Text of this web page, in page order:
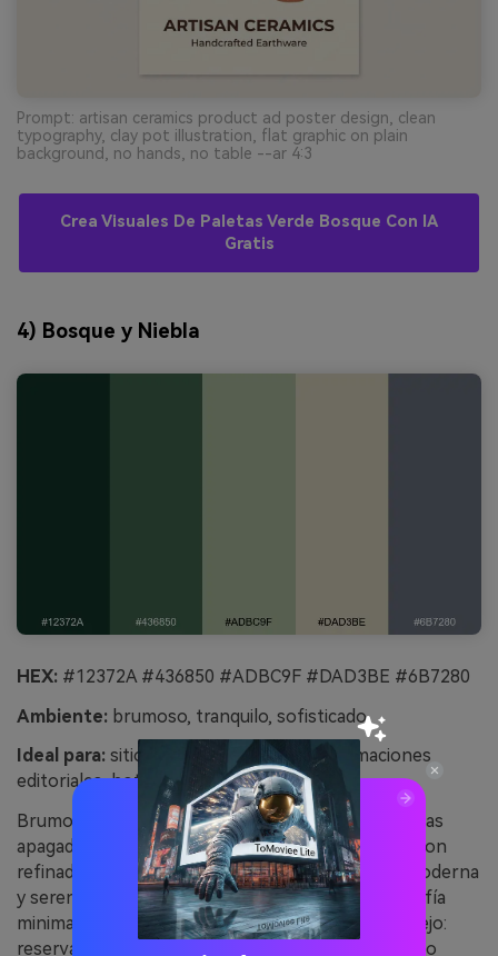
Prompt: artisan ceramics product ad poster design, clean
typography, clay pot illustration, flat graphic on plain
background, no hands, no table --ar 4:3
Crea Visuales De Paletas Verde Bosque Con IA
Gratis
4) Bosque y Niebla
HEX: #12372A #436850 #ADBC9F #DAD3BE #6B7280
Ambiente: brumoso, tranquilo, sofisticado
Ideal para: sitios web minimalistas, diagramaciones
editoriales, hoteles boutique
Brumoso y reservado, como un sendero entre hojas
apagadas y piedra suave. Los verdes intermedios son
refinados, y el beige y gris mantienen la mezcla moderna
y serena. Combina con tipografía blanca y fotografía
minimalista para un aire editorial y boutique. Consejo:
reserva el gris para bordes y divisores de UI para no